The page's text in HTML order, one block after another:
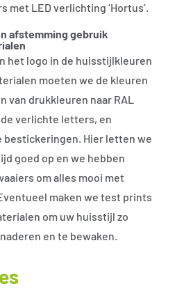
LED verlichting ‘Hortus’.
afstemming gebruik
het logo in de huisstijlkleuren
moeten we de kleuren
van drukkleuren naar RAL
verlichte letters, en
bestickeringen. Hier letten we
goed op en we hebben
om alles mooi met
maken we test prints
om uw huisstijl zo
en te bewaken.